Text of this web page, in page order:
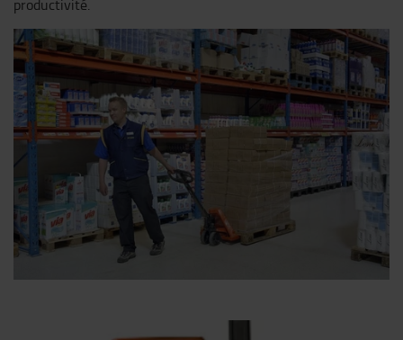
productivité.